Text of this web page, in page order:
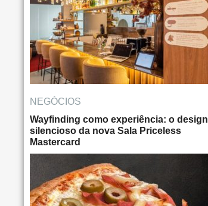
NEGÓCIOS
Wayfinding como experiência: o design
silencioso da nova Sala Priceless
Mastercard